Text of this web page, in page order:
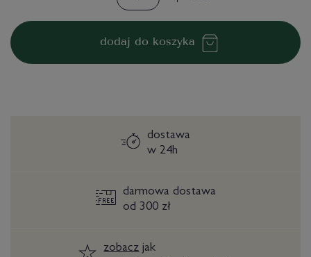
dodaj do koszyka
dostawa
w 24h
darmowa dostawa
od 300 zł
zobaczjak